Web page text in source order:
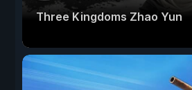
Three Kingdoms Zhao Yun